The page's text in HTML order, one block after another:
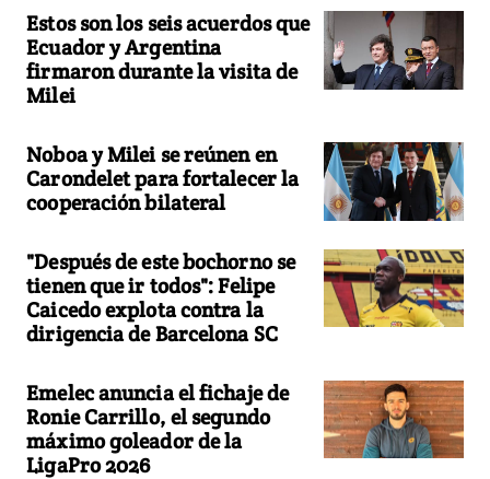
Estos son los seis acuerdos que
Ecuador y Argentina
firmaron durante la visita de
Milei
Noboa y Milei se reúnen en
Carondelet para fortalecer la
cooperación bilateral
"Después de este bochorno se
tienen que ir todos": Felipe
Caicedo explota contra la
dirigencia de Barcelona SC
Emelec anuncia el fichaje de
Ronie Carrillo, el segundo
máximo goleador de la
LigaPro 2026